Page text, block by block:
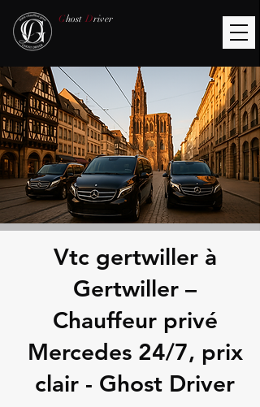
Ghost Driver
Vtc gertwiller à
Gertwiller –
Chauffeur privé
Mercedes 24/7, prix
clair - Ghost Driver